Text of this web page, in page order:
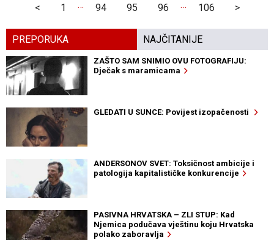
< 1 … 94 95 96 … 106 >
PREPORUKA NAJČITANIJE
ZAŠTO SAM SNIMIO OVU FOTOGRAFIJU:
Dječak s maramicama
GLEDATI U SUNCE: Povijest izopačenosti
ANDERSONOV SVET: Toksičnost ambicije i
patologija kapitalističke konkurencije
PASIVNA HRVATSKA – ZLI STUP: Kad
Njemica podučava vještinu koju Hrvatska
polako zaboravlja